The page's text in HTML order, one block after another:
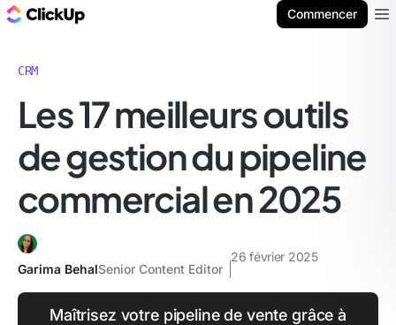
Commencer
CRM
Les 17 meilleurs outils
de gestion du pipeline
commercial en 2025
Garima BehalSenior Content Editor
26 février 2025
Maîtrisez votre pipeline de vente grâce à